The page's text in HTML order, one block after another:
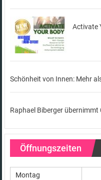
Activate
Schönheit von Innen: Mehr
Raphael Biberger
Öffnungszeiten
Montag